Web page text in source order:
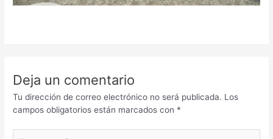
Deja un comentario
Tu dirección de correo electrónico no será publicada. Los
campos obligatorios están marcados con *